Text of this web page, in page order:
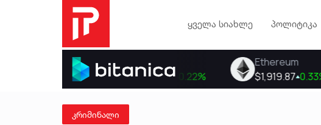
ყველა სიახლე პოლიტიკა
კრიმინალი